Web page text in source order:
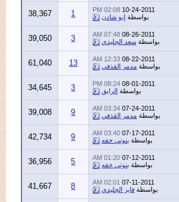
10-24-2011
02:08 PM
بواسطةابو شادن 1
38,367
08-26-2011
07:48 AM
بواسطةسعد الجليدي 3
39,050
08-22-2011
12:33 AM
بواسطةمدمر القذفي 13
61,040
08-01-2011
08:24 PM
بواسطةالرايق 3
34,645
07-24-2011
03:34 AM
بواسطةمدمر القذفي 9
39,008
07-17-2011
03:40 AM
بواسطةبنوتي خقه 9
42,734
07-12-2011
01:20 AM
بواسطةبنوتي خقه 5
36,956
07-11-2011
02:01 AM
بواسطةفايز الجليدي 8
41,667